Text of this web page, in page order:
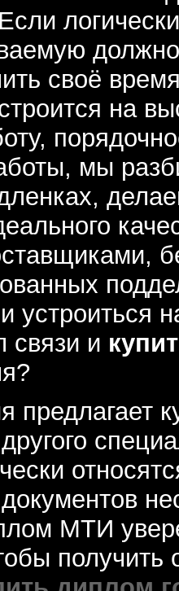
своё
на
мы
устроиться
связи и
предлагает
МТИ
получить